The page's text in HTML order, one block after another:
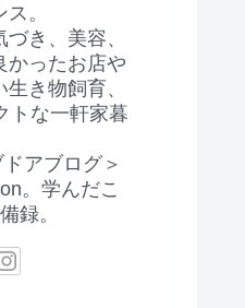
。
き、美容、
かったお店や
き物飼育、
トな一軒家暮
アブログ＞
。学んだこ
録。